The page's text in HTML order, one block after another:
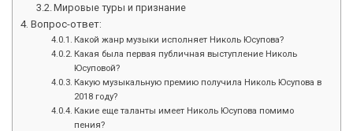
Мировые туры и признание
Вопрос-ответ:
Какой жанр музыки исполняет Николь Юсупова?
Какая была первая публичная выступление Николь
Юсуповой?
Какую музыкальную премию получила Николь Юсупова в
2018 году?
Какие еще таланты имеет Николь Юсупова помимо
пения?